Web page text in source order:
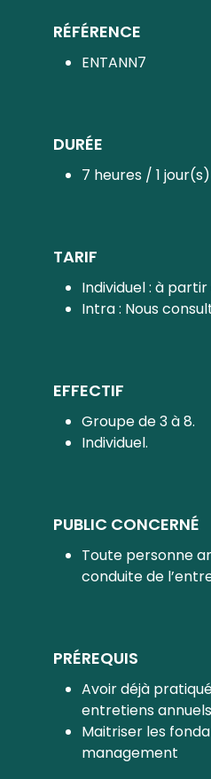
RÉFÉRENCE
ENTANN7
DURÉE
7 heures / 1 jour(s)
TARIF
Individuel : à
Intra : Nous
EFFECTIF
Groupe de 3 à 8.
Individuel.
PUBLIC CONCERNÉ
Toute personne
conduite de
PRÉREQUIS
Avoir déjà
entretiens annuels
Maitriser les
management